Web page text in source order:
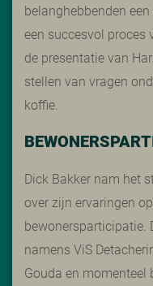
belanghebbenden
een succesvol proces
de presentatie van
stellen van vragen
koffie.
Dick Bakker nam het
over zijn ervaringen
bewonersparticipatie.
namens ViS
Gouda en